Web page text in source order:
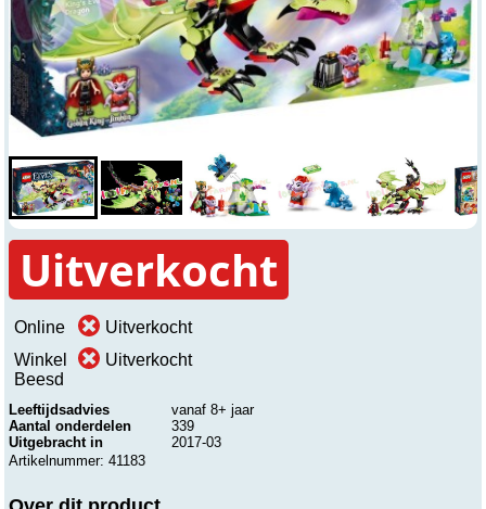
Uitverkocht
Online
Uitverkocht
Winkel
Beesd
Uitverkocht
Leeftijdsadvies
vanaf 8+ jaar
Aantal onderdelen
339
Uitgebracht in
2017-03
Artikelnummer: 41183